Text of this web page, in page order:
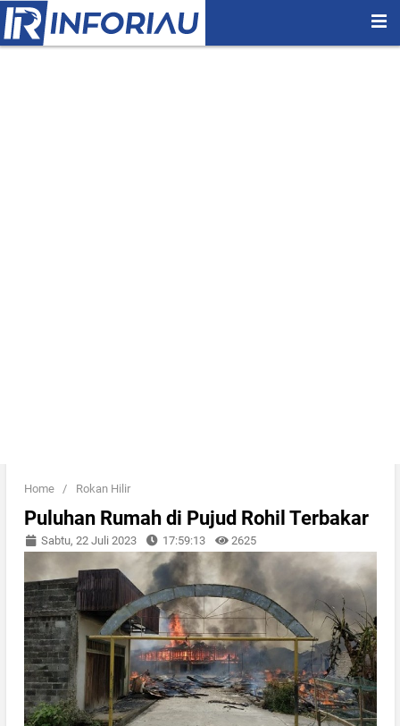
Home / Rokan Hilir
Puluhan Rumah di Pujud Rohil Terbakar
Sabtu, 22 Juli 2023 17:59:13 2625